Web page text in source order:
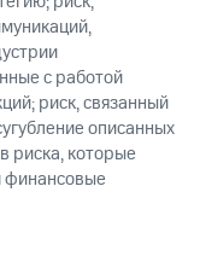
с работой
риск, связанный
описанных
риска, которые
финансовые